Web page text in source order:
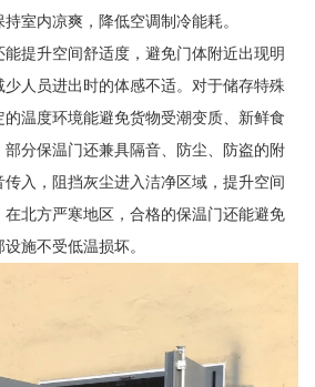
室内凉爽，降低空调制冷能耗。
提升空间舒适度，避免门体附近出现明
人员进出时的体感不适。对于储存特殊
温度环境能避免货物受潮变质、新鲜食
分保温门还兼具隔音、防尘、防盗的附
入，阻挡灰尘进入洁净区域，提升空间
北方严寒地区，合格的保温门还能避免
施不受低温损坏。